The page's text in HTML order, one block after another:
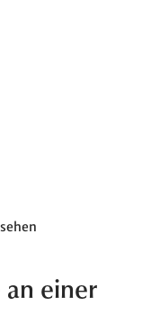
an einer